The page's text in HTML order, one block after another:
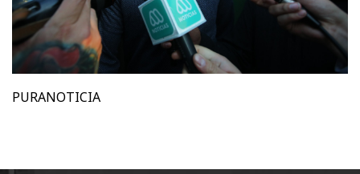
PURANOTICIA